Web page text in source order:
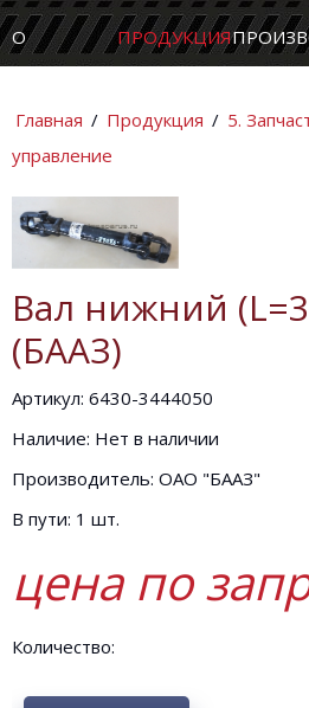
О ПРОДУКЦИЯ
Главная / Продукция / 5.
управление
Вал нижний
(БААЗ)
Артикул: 6430-3444050
Наличие: Нет в наличии
Производитель: ОАО "БААЗ"
В пути: 1 шт.
цена по
Количество: